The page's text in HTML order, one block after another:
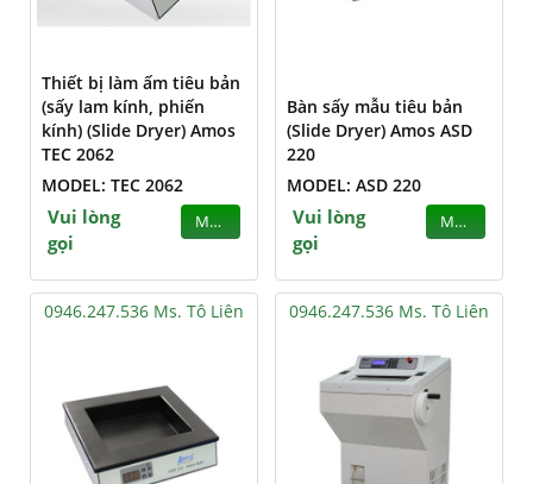
Thiết bị làm ấm tiêu bản
(sấy lam kính, phiến
kính) (Slide Dryer) Amos
TEC 2062
MODEL: TEC 2062
Vui lòng
gọi
MUA
Bàn sấy mẫu tiêu bản
(Slide Dryer) Amos ASD
220
MODEL: ASD 220
Vui lòng
gọi
MUA
0946.247.536 Ms. Tô Liên 0946.247.536 Ms. Tô Liên